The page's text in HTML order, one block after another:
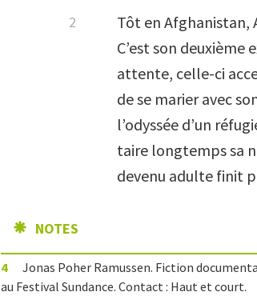
Tôt en Afghanistan,
C’est son
attente, celle-ci
de se marier avec
l’odyssée d’un
taire longtemps sa
devenu adulte finit
NOTES
4
Jonas Poher Ramussen. Fiction
au Festival Sundance. Contact : Haut et court.